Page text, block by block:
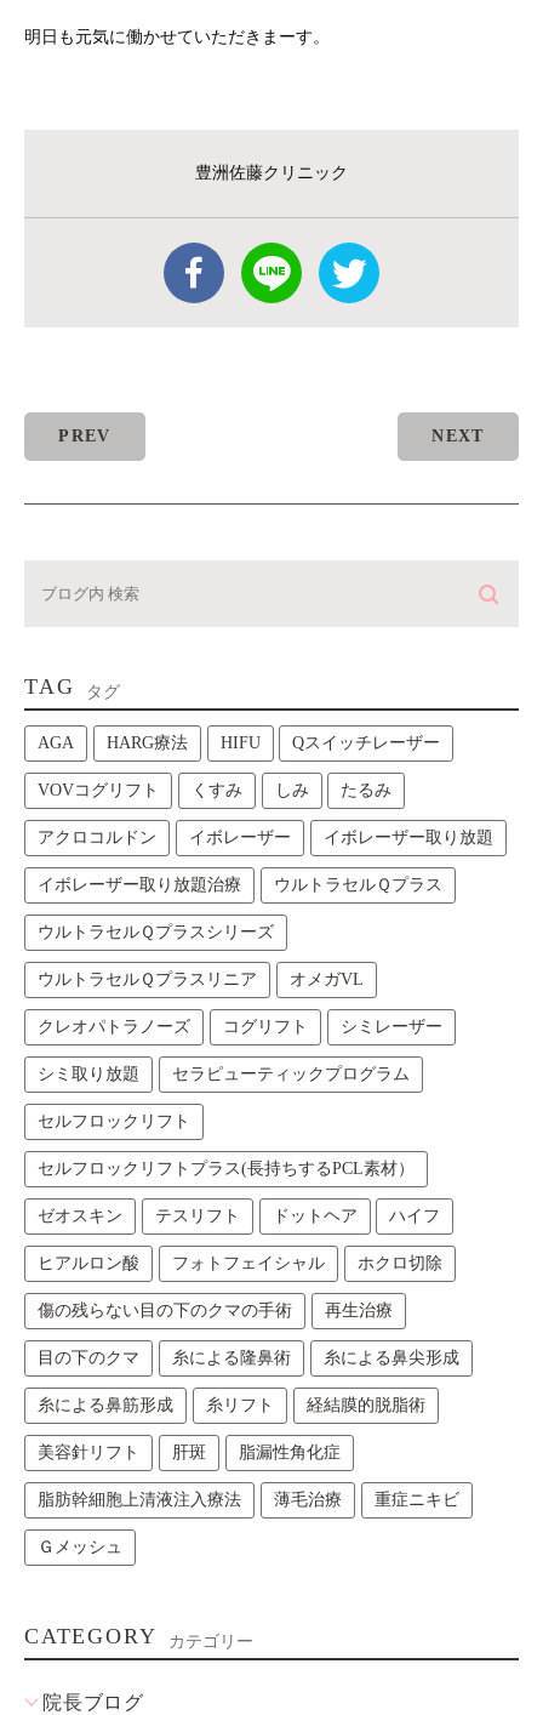
明日も元気に働かせていただきまーす。
豊洲佐藤クリニック
PREV NEXT
TAG タグ
AGA HARG療法 HIFU Qスイッチレーザー
VOVコグリフト くすみ しみ たるみ
アクロコルドン イボレーザー イボレーザー取り放題
イボレーザー取り放題治療 ウルトラセルＱプラス
ウルトラセルＱプラスシリーズ
ウルトラセルＱプラスリニア オメガVL
クレオパトラノーズ コグリフト シミレーザー
シミ取り放題 セラピューティックプログラム
セルフロックリフト
セルフロックリフトプラス(長持ちするPCL素材）
ゼオスキン テスリフト ドットヘア ハイフ
ヒアルロン酸 フォトフェイシャル ホクロ切除
傷の残らない目の下のクマの手術 再生治療
目の下のクマ 糸による隆鼻術 糸による鼻尖形成
糸による鼻筋形成 糸リフト 経結膜的脱脂術
美容針リフト 肝斑 脂漏性角化症
脂肪幹細胞上清液注入療法 薄毛治療 重症ニキビ
Ｇメッシュ
CATEGORY カテゴリー
院長ブログ